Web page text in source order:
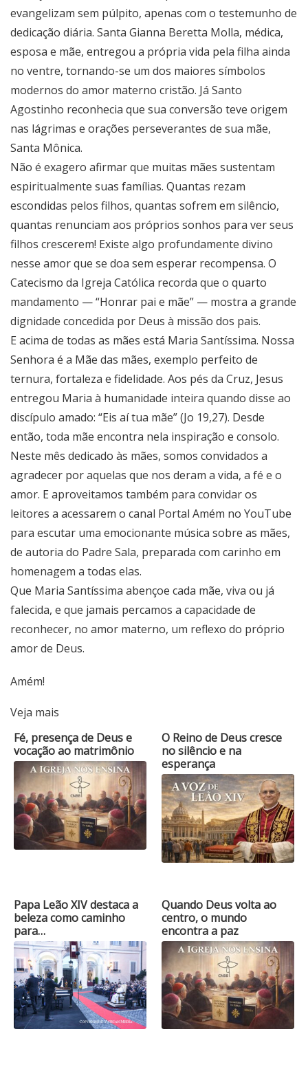
evangelizam sem púlpito, apenas com o testemunho de
dedicação diária. Santa Gianna Beretta Molla, médica,
esposa e mãe, entregou a própria vida pela filha ainda
no ventre, tornando-se um dos maiores símbolos
modernos do amor materno cristão. Já Santo
Agostinho reconhecia que sua conversão teve origem
nas lágrimas e orações perseverantes de sua mãe,
Santa Mônica.
Não é exagero afirmar que muitas mães sustentam
espiritualmente suas famílias. Quantas rezam
escondidas pelos filhos, quantas sofrem em silêncio,
quantas renunciam aos próprios sonhos para ver seus
filhos crescerem! Existe algo profundamente divino
nesse amor que se doa sem esperar recompensa. O
Catecismo da Igreja Católica recorda que o quarto
mandamento — “Honrar pai e mãe” — mostra a grande
dignidade concedida por Deus à missão dos pais.
E acima de todas as mães está Maria Santíssima. Nossa
Senhora é a Mãe das mães, exemplo perfeito de
ternura, fortaleza e fidelidade. Aos pés da Cruz, Jesus
entregou Maria à humanidade inteira quando disse ao
discípulo amado: “Eis aí tua mãe” (Jo 19,27). Desde
então, toda mãe encontra nela inspiração e consolo.
Neste mês dedicado às mães, somos convidados a
agradecer por aquelas que nos deram a vida, a fé e o
amor. E aproveitamos também para convidar os
leitores a acessarem o canal Portal Amém no YouTube⁠
para escutar uma emocionante música sobre as mães,
de autoria do Padre Sala, preparada com carinho em
homenagem a todas elas.
Que Maria Santíssima abençoe cada mãe, viva ou já
falecida, e que jamais percamos a capacidade de
reconhecer, no amor materno, um reflexo do próprio
amor de Deus.
Amém!
Veja mais
Fé, presença de Deus e
vocação ao matrimônio
O Reino de Deus cresce
no silêncio e na
esperança
Papa Leão XIV destaca a
beleza como caminho
para…
Quando Deus volta ao
centro, o mundo
encontra a paz